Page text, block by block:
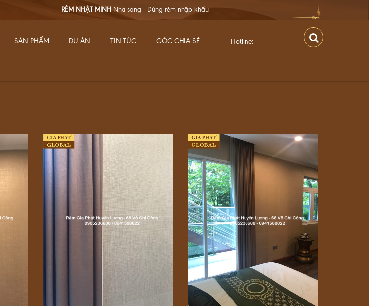
Nhà sang - Dùng rèm nhập khẩu
SẢN PHẨM DỰ ÁN TIN TỨC GÓC CHIA SẺ Hotline: